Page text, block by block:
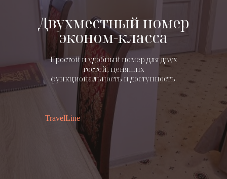
Двухместный номер
эконом-класса
Простой и удобный номер для двух
гостей, ценящих
функциональность и доступность.
TravelLine